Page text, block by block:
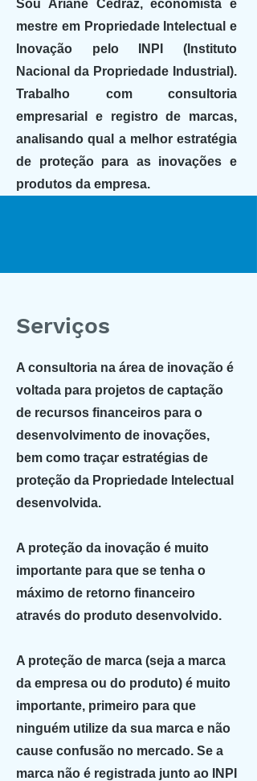
Sou Ariane Cedraz, economista e
mestre em Propriedade Intelectual e
Inovação pelo INPI (Instituto
Nacional da Propriedade Industrial).
Trabalho com consultoria
empresarial e registro de marcas,
analisando qual a melhor estratégia
de proteção para as inovações e
produtos da empresa.
Serviços
A consultoria na área de inovação é
voltada para projetos de captação
de recursos financeiros para o
desenvolvimento de inovações,
bem como traçar estratégias de
proteção da Propriedade Intelectual
desenvolvida.
A proteção da inovação é muito
importante para que se tenha o
máximo de retorno financeiro
através do produto desenvolvido.
A proteção de marca (seja a marca
da empresa ou do produto) é muito
importante, primeiro para que
ninguém utilize da sua marca e não
cause confusão no mercado. Se a
marca não é registrada junto ao INPI